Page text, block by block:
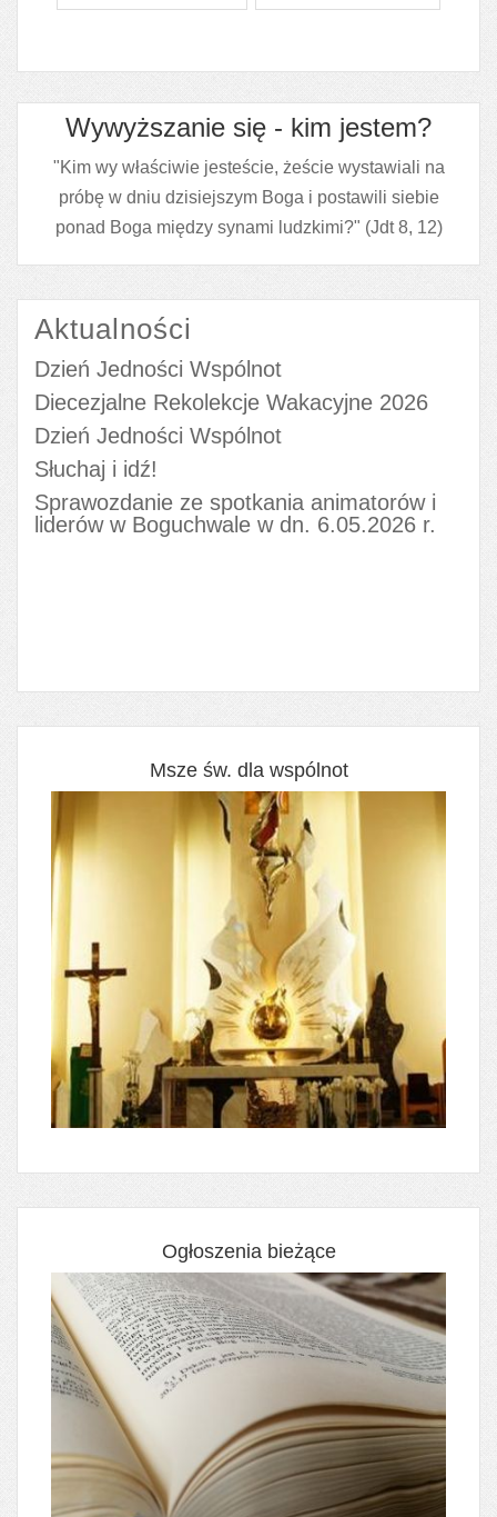
Wywyższanie się - kim jestem?
"Kim wy właściwie jesteście, żeście wystawiali na
próbę w dniu dzisiejszym Boga i postawili siebie
ponad Boga między synami ludzkimi?" (Jdt 8, 12)
Aktualności
Dzień Jedności Wspólnot
Diecezjalne Rekolekcje Wakacyjne 2026
Dzień Jedności Wspólnot
Słuchaj i idź!
Sprawozdanie ze spotkania animatorów i
liderów w Boguchwale w dn. 6.05.2026 r.
Msze św. dla wspólnot
Ogłoszenia bieżące